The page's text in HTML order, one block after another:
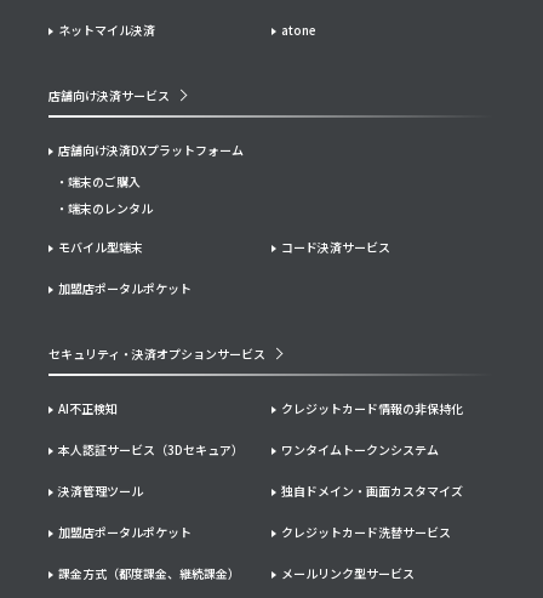
ネットマイル決済 atone
セキュリティ・決済オプションサービス
AI不正検知 クレジットカード情報の非保持化
本人認証サービス（3Dセキュア） ワンタイムトークンシステム
決済管理ツール 独自ドメイン・画面カスタマイズ
加盟店ポータルポケット クレジットカード洗替サービス
課金方式（都度課金、継続課金） メールリンク型サービス
店舗向け決済サービス
店舗向け決済DXプラットフォーム
端末のご購入
端末のレンタル
モバイル型端末 コード決済サービス
加盟店ポータルポケット